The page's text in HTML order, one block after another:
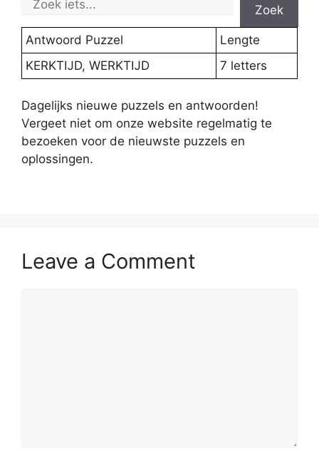
Zoek
Antwoord Puzzel
Lengte
KERKTĲD, WERKTĲD
7 letters
Dagelijks nieuwe puzzels en antwoorden!
Vergeet niet om onze website regelmatig te
bezoeken voor de nieuwste puzzels en
oplossingen.
Leave a Comment